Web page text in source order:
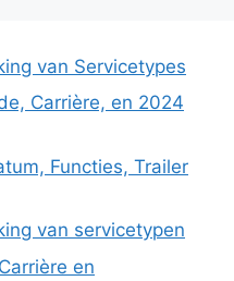
van Servicetypes
Carrière, en 2024
Functies, Trailer
van servicetypen
en